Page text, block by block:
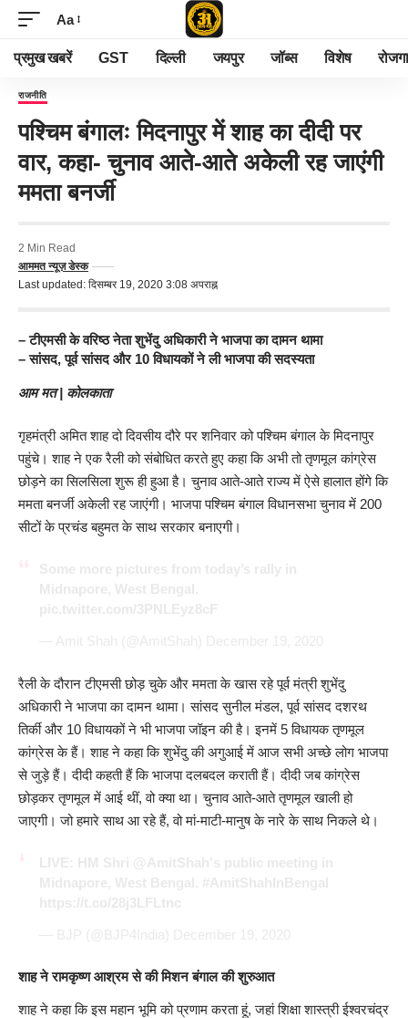
Aa
प्रमुख खबरें GST दिल्ली जयपुर जॉब्स विशेष
राजनीति
पश्चिम बंगालः मिदनापुर में शाह का दीदी पर
वार, कहा- चुनाव आते-आते अकेली रह जाएंगी
ममता बनर्जी
Last updated: दिसम्बर 19, 2020 3:08 अपराह्न
आममत न्यूज़ डेस्क
2 Min Read
– टीएमसी के वरिष्ठ नेता शुभेंदु अधिकारी ने भाजपा का दामन थामा
– सांसद, पूर्व सांसद और 10 विधायकों ने ली भाजपा की सदस्यता
आम मत | कोलकाता
गृहमंत्री अमित शाह दो दिवसीय दौरे पर शनिवार को पश्चिम बंगाल के मिदनापुर
पहुंचे। शाह ने एक रैली को संबोधित करते हुए कहा कि अभी तो तृणमूल कांग्रेस
छोड़ने का सिलसिला शुरू ही हुआ है। चुनाव आते-आते राज्य में ऐसे हालात होंगे कि
ममता बनर्जी अकेली रह जाएंगी। भाजपा पश्चिम बंगाल विधानसभा चुनाव में 200
सीटों के प्रचंड बहुमत के साथ सरकार बनाएगी।
रैली के दौरान टीएमसी छोड़ चुके और ममता के खास रहे पूर्व मंत्री शुभेंदु
अधिकारी ने भाजपा का दामन थामा। सांसद सुनील मंडल, पूर्व सांसद दशरथ
तिर्की और 10 विधायकों ने भी भाजपा जॉइन की है। इनमें 5 विधायक तृणमूल
कांग्रेस के हैं। शाह ने कहा कि शुभेंदु की अगुआई में आज सभी अच्छे लोग भाजपा
से जुड़े हैं। दीदी कहती हैं कि भाजपा दलबदल कराती हैं। दीदी जब कांग्रेस
छोड़कर तृणमूल में आई थीं, वो क्या था। चुनाव आते-आते तृणमूल खाली हो
जाएगी। जो हमारे साथ आ रहे हैं, वो मां-माटी-मानुष के नारे के साथ निकले थे।
शाह ने रामकृष्ण आश्रम से की मिशन बंगाल की शुरुआत
शाह ने कहा कि इस महान भूमि को प्रणाम करता हूं, जहां शिक्षा शास्त्री ईश्वरचंद्र